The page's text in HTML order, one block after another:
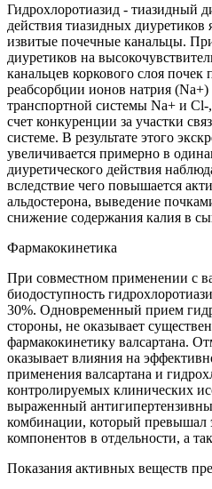
Гидрохлоротиазид - тиазидный
действия тиазидных диуретиков
извитые почечные канальцы.
диуретиков на
канальцев коркового слоя почек
реабсорбции ионов натрия
транспортной системы Na+ и
счет конкуренции за участки
системе. В результате этого
увеличивается примерно в
диуретического действия
вследствие чего повышается
альдостерона, выведение
снижение содержания калия в
Фармакокинетика
При совместном применении с
биодоступность
30%. Одновременный прием
стороны, не оказывает
фармакокинетику валсартана.
оказывает влияния на
применения валсартана и
контролируемых клинических
выраженный
комбинации, который превышал
компонентов в отдельности, а
Показания активных веществ